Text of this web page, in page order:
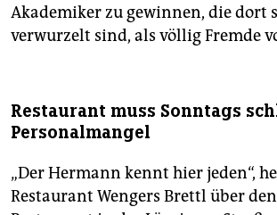
Akademiker zu gewinnen, die dort
verwurzelt sind, als völlig Fremde
Restaurant muss Sonntags
Personalmangel
„Der Hermann kennt hier jeden“,
Restaurant Wengers Brettl über den